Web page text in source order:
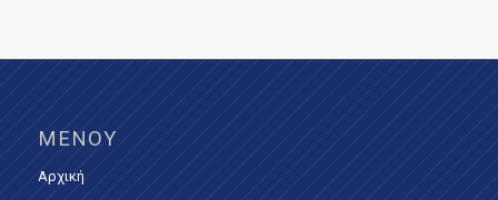
ΜΕΝΟΎ
Αρχική